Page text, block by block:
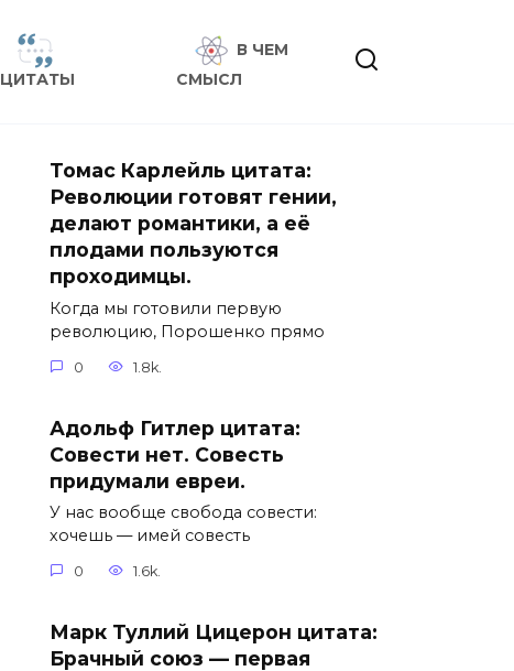
ЦИТАТЫ
В ЧЕМ
СМЫСЛ
Томас Карлейль цитата:
Революции готовят гении,
делают романтики, а её
плодами пользуются
проходимцы.
Когда мы готовили первую
революцию, Порошенко прямо
0 1.8k.
Адольф Гитлер цитата:
Совести нет. Совесть
придумали евреи.
У нас вообще свобода совести:
хочешь — имей совесть
0 1.6k.
Марк Туллий Цицерон цитата:
Брачный союз — первая